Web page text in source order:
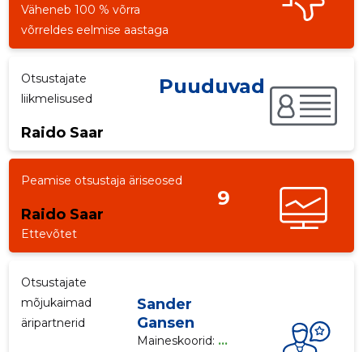
Väheneb 100 % võrra
võrreldes eelmise aastaga
Otsustajate
liikmelisused
Raido Saar
Puuduvad
Peamise otsustaja äriseosed
Raido Saar
9
Ettevõtet
Otsustajate
mõjukaimad
äripartnerid
Sander
Gansen
Maineskoorid: ...